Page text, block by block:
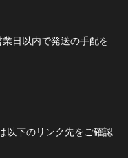
日以内で発送の手配を
以下のリンク先をご確認